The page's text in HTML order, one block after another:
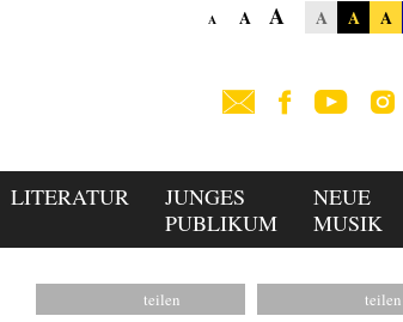
A A A A A A
LITERATUR
JUNGES
PUBLIKUM
NEUE
MUSIK